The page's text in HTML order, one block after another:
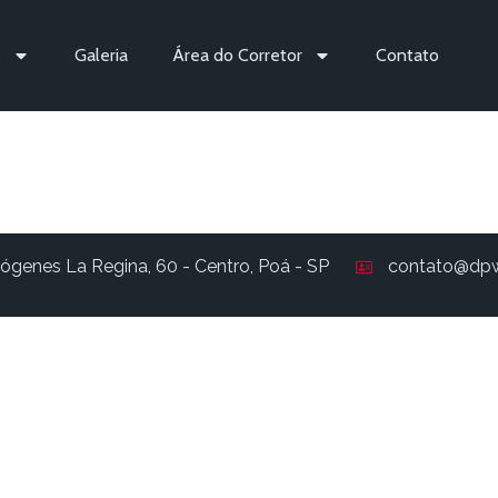
Galeria Área do Corretor Contato
La Regina, 60 - Centro, Poá - SP